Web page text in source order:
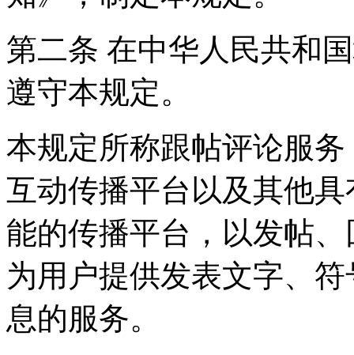
第二条 在中华人民共和
遵守本规定。
本规定所称跟帖评论服
互动传播平台以及其他
能的传播平台，以发帖
为用户提供发表文字、
息的服务。